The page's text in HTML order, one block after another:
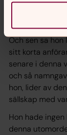
många dagar -
Och sen sa
sitt korta
senare i denna
och så
hon, lider av
sällskap med
Hon hade
denna